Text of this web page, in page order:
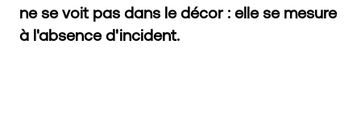
ne se voit pas dans le décor : elle se mesure
à l'absence d'incident.